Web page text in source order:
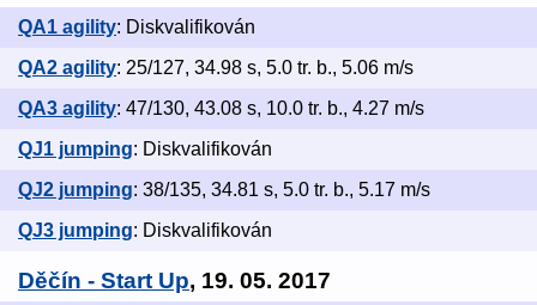
QA1 agility: Diskvalifikován
QA2 agility: 25/127, 34.98 s, 5.0 tr. b., 5.06 m/s
QA3 agility: 47/130, 43.08 s, 10.0 tr. b., 4.27 m/s
QJ1 jumping: Diskvalifikován
QJ2 jumping: 38/135, 34.81 s, 5.0 tr. b., 5.17 m/s
QJ3 jumping: Diskvalifikován
Děčín - Start Up, 19. 05. 2017